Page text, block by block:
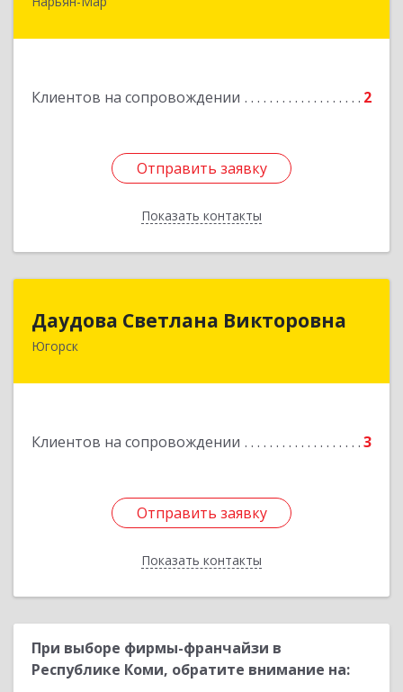
Клиентов на сопровождении 2
Отправить заявку
Показать контакты
Отправить заявку
Назад
Даудова Светлана Викторовна
Югорск
Клиентов на сопровождении 3
Отправить заявку
Показать контакты
Отправить заявку
Назад
При выборе фирмы-франчайзи в
Республике Коми, обратите внимание на: